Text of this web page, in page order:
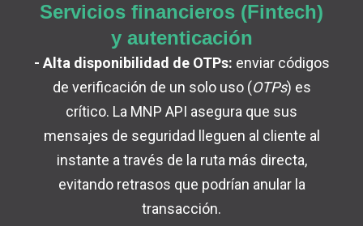
Servicios financieros (Fintech)
y autenticación
- Alta disponibilidad de OTPs: enviar códigos
de verificación de un solo uso (OTPs) es
crítico. La MNP API asegura que sus
mensajes de seguridad lleguen al cliente al
instante a través de la ruta más directa,
evitando retrasos que podrían anular la
transacción.